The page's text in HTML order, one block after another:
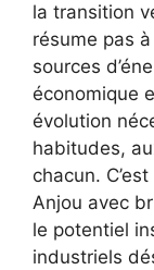
la transition
résume pas
sources
économique
évolution
habitudes,
chacun.
Anjou avec
le potentiel
industriels